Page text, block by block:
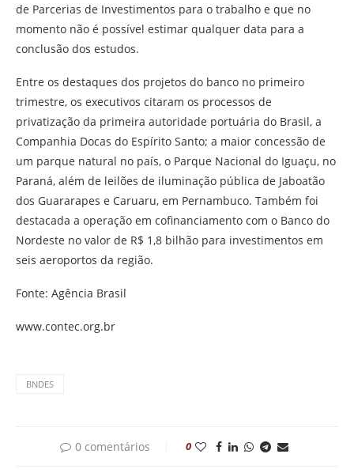
de Parcerias de Investimentos para o trabalho e que no
momento não é possível estimar qualquer data para a
conclusão dos estudos.
Entre os destaques dos projetos do banco no primeiro
trimestre, os executivos citaram os processos de
privatização da primeira autoridade portuária do Brasil, a
Companhia Docas do Espírito Santo; a maior concessão de
um parque natural no país, o Parque Nacional do Iguaçu, no
Paraná, além de leilões de iluminação pública de Jaboatão
dos Guararapes e Caruaru, em Pernambuco. Também foi
destacada a operação em cofinanciamento com o Banco do
Nordeste no valor de R$ 1,8 bilhão para investimentos em
seis aeroportos da região.
Fonte: Agência Brasil
www.contec.org.br
BNDES
0 comentários 0